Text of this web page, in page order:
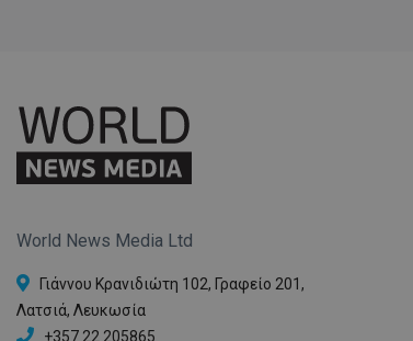
World News Media Ltd
Γιάννου Κρανιδιώτη 102, Γραφείο 201,
Λατσιά, Λευκωσία
+357 22 205865